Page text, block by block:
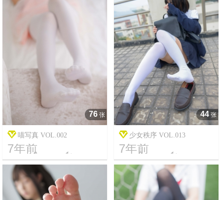
76 张
喵写真 VOL.002
7年前
11 2444
44 张
少女秩序 VOL.013
7年前
17 16632